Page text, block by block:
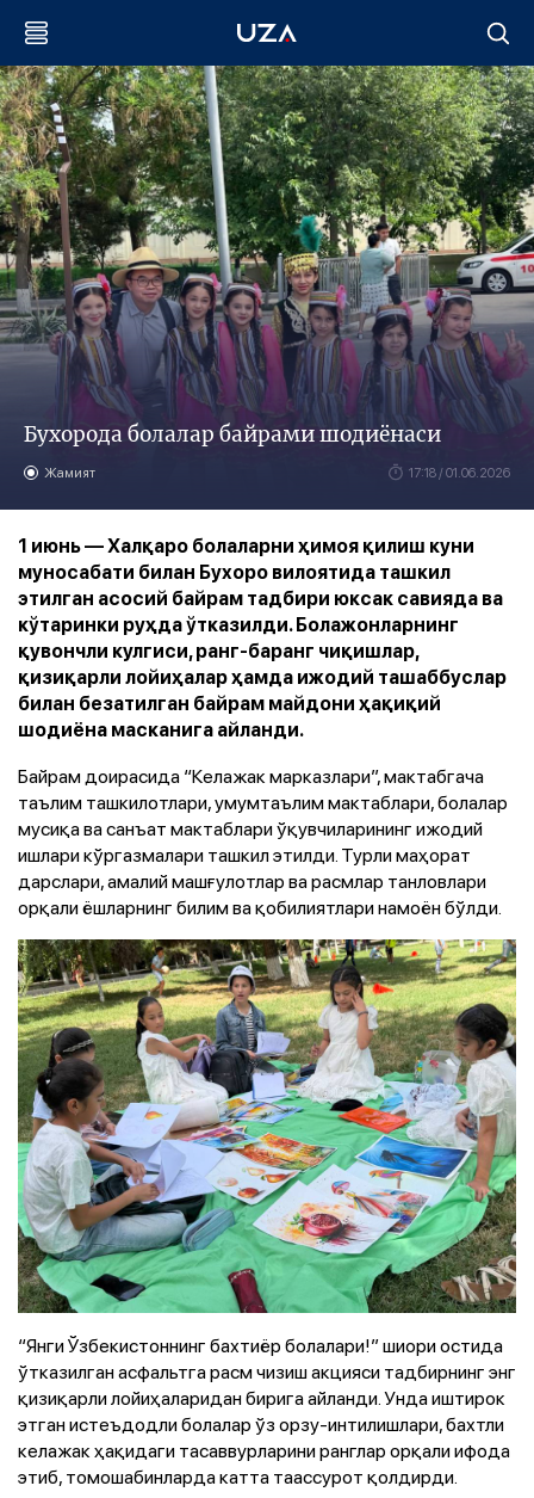
Бухорода болалар байрами шодиёнаси
Жамият 17:18 / 01.06.2026
1 июнь — Халқаро болаларни ҳимоя қилиш куни
муносабати билан Бухоро вилоятида ташкил
этилган асосий байрам тадбири юксак савияда ва
кўтаринки руҳда ўтказилди. Болажонларнинг
қувончли кулгиси, ранг-баранг чиқишлар,
қизиқарли лойиҳалар ҳамда ижодий ташаббуслар
билан безатилган байрам майдони ҳақиқий
шодиёна масканига айланди.
Байрам доирасида “Келажак марказлари”, мактабгача
таълим ташкилотлари, умумтаълим мактаблари, болалар
мусиқа ва санъат мактаблари ўқувчиларининг ижодий
ишлари кўргазмалари ташкил этилди. Турли маҳорат
дарслари, амалий машғулотлар ва расмлар танловлари
орқали ёшларнинг билим ва қобилиятлари намоён бўлди.
“Янги Ўзбекистоннинг бахтиёр болалари!” шиори остида
ўтказилган асфальтга расм чизиш акцияси тадбирнинг энг
қизиқарли лойиҳаларидан бирига айланди. Унда иштирок
этган истеъдодли болалар ўз орзу-интилишлари, бахтли
келажак ҳақидаги тасаввурларини ранглар орқали ифода
этиб, томошабинларда катта таассурот қолдирди.